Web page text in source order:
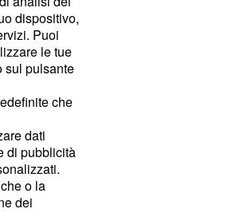
dispositivo,
Puoi
le tue
sul pulsante
che
dati
di pubblicità
o la
dei